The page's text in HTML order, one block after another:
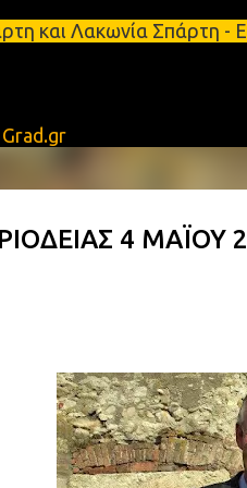
Σπάρτη -
4 ΜΑΪΟΥ